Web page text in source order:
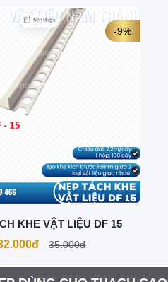
KHE VẬT LIỆU DF 15
35.000đ
-9%